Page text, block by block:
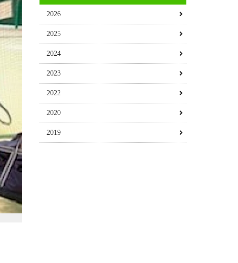
2026
2025
2024
2023
2022
2020
2019